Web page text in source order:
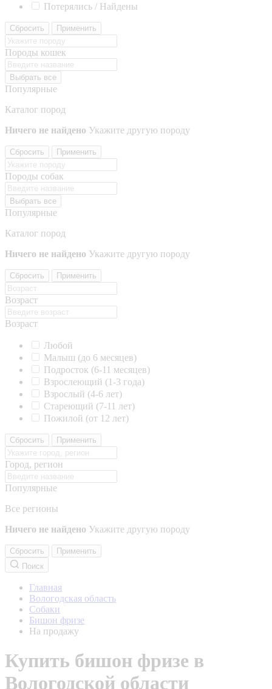
Потерялись / Найдены
Сбросить Применить
Породы кошек
Выбрать все
Популярные
Каталог пород
Ничего не найдено Укажите другую породу
Сбросить Применить
Породы собак
Выбрать все
Популярные
Каталог пород
Ничего не найдено Укажите другую породу
Сбросить Применить
Возраст
Возраст
Любой
Малыш (до 6 месяцев)
Подросток (6-11 месяцев)
Взрослеющий (1-3 года)
Взрослый (4-6 лет)
Стареющий (7-11 лет)
Пожилой (от 12 лет)
Сбросить Применить
Город, регион
Популярные
Все регионы
Ничего не найдено Укажите другую породу
Сбросить
Применить
Поиск
Главная
Вологодская область
Собаки
Бишон фризе
На продажу
Купить бишон фризе в
Вологодской области